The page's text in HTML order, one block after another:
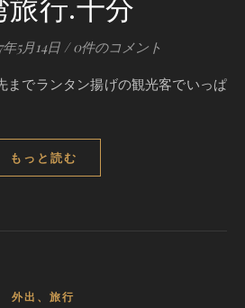
年5月14日 / 0件のコメント
もっと読む
外出、旅行